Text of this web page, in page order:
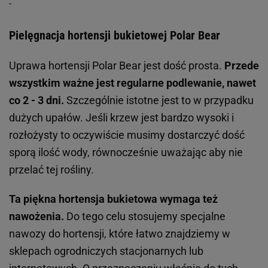
Pielęgnacja hortensji bukietowej Polar Bear
Uprawa hortensji Polar Bear jest dość prosta. Przede
wszystkim ważne jest regularne podlewanie, nawet
co 2 - 3 dni. Szczególnie istotne jest to w przypadku
dużych upałów. Jeśli krzew jest bardzo wysoki i
rozłożysty to oczywiście musimy dostarczyć dość
sporą ilość wody, równocześnie uważając aby nie
przelać tej rośliny.
Ta piękna hortensja bukietowa wymaga też
nawożenia. Do tego celu stosujemy specjalne
nawozy do hortensji, które łatwo znajdziemy w
sklepach ogrodniczych stacjonarnych lub